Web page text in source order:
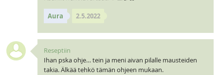
Aura 2.5.2022
Reseptiin
Ihan pska ohje… tein ja meni aivan pilalle mausteiden
takia. Älkää tehkö tämän ohjeen mukaan.